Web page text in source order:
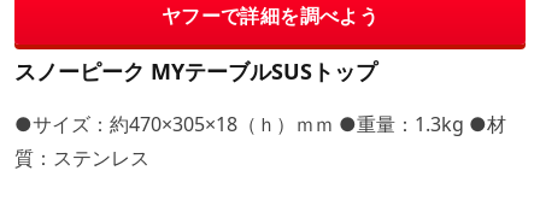
ヤフーで詳細を調べよう
スノーピーク MYテーブルSUSトップ
●サイズ：約470×305×18（ｈ）ｍｍ ●重量：1.3kg ●材
質：ステンレス